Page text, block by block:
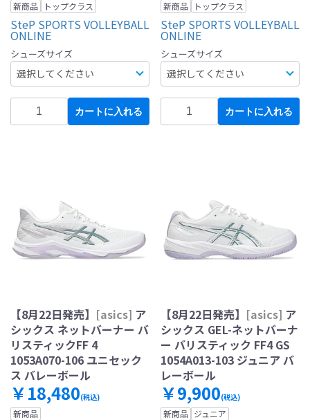
新商品 トップクラス
SteP SPORTS VOLLEYBALL
ONLINE
シューズサイズ
カートに入れる
新商品 トップクラス
SteP SPORTS VOLLEYBALL
ONLINE
シューズサイズ
カートに入れる
【8月22日発売】 [asics] ア
シックス ネットバーナー バ
リスティックFF 4
1053A070-106 ユニセック
ス バレーボール
￥18,480(税込)
新商品
【8月22日発売】 [asics] ア
シックス GEL-ネットバーナ
ー バリスティック FF4 GS
1054A013-103 ジュニア バ
レーボール
￥9,900(税込)
新商品 ジュニア